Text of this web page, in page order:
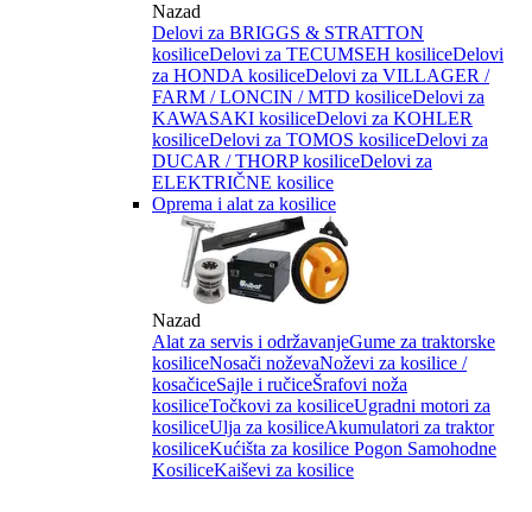
Nazad
Delovi za BRIGGS & STRATTON
kosiliceDelovi za TECUMSEH kosiliceDelovi
za HONDA kosiliceDelovi za VILLAGER /
FARM / LONCIN / MTD kosiliceDelovi za
KAWASAKI kosiliceDelovi za KOHLER
kosiliceDelovi za TOMOS kosiliceDelovi za
DUCAR / THORP kosiliceDelovi za
ELEKTRIČNE kosilice
Oprema i alat za kosilice
Nazad
Alat za servis i održavanjeGume za traktorske
kosiliceNosači noževaNoževi za kosilice /
kosačiceSajle i ručiceŠrafovi noža
kosiliceTočkovi za kosiliceUgradni motori za
kosiliceUlja za kosiliceAkumulatori za traktor
kosiliceKućišta za kosilice Pogon Samohodne
KosiliceKaiševi za kosilice